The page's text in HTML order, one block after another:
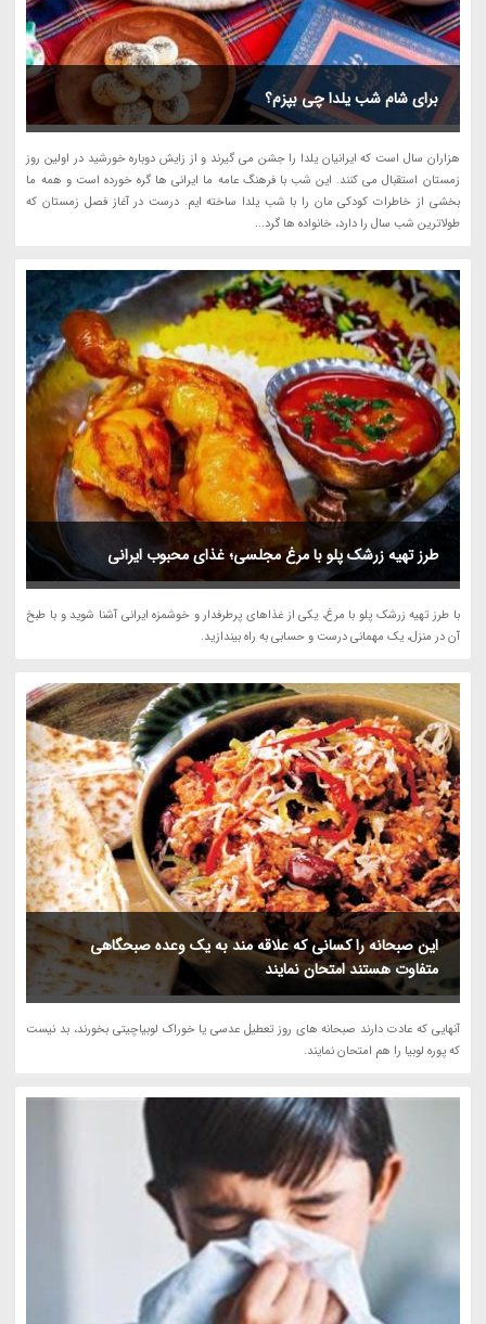
برای شام شب یلدا چی بپزم؟
هزاران سال است که ایرانیان یلدا را جشن می گیرند و از زایش دوباره خورشید در اولین روز
زمستان استقبال می کنند. این شب با فرهنگ عامه ما ایرانی ها گره خورده است و همه ما
بخشی از خاطرات کودکی مان را با شب یلدا ساخته ایم. درست در آغاز فصل زمستان که
طولاترین شب سال را دارد، خانواده ها گرد...
طرز تهیه زرشک پلو با مرغ مجلسی؛ غذای محبوب ایرانی
با طرز تهیه زرشک پلو با مرغ، یکی از غذاهای پرطرفدار و خوشمزه ایرانی آشنا شوید و با طبخ
آن در منزل، یک مهمانی درست و حسابی به راه بیندازید.
این صبحانه را کسانی که علاقه مند به یک وعده صبحگاهی
متفاوت هستند امتحان نمایند
آنهایی که عادت دارند صبحانه های روز تعطیل عدسی یا خوراک لوبیاچیتی بخورند، بد نیست
که پوره لوبیا را هم امتحان نمایند.